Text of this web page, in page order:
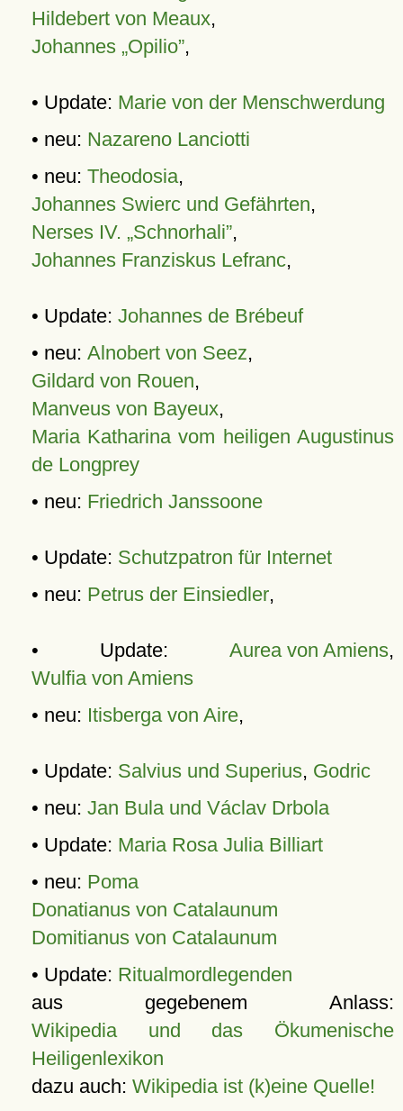
Hildebert von Meaux,
Johannes „Opilio”,
• Update: Marie von der Menschwerdung
• neu: Nazareno Lanciotti
• neu: Theodosia,
Johannes Swierc und Gefährten,
Nerses IV. „Schnorhali”,
Johannes Franziskus Lefranc,
• Update: Johannes de Brébeuf
• neu: Alnobert von Seez,
Gildard von Rouen,
Manveus von Bayeux,
Maria Katharina vom heiligen Augustinus
de Longprey
• neu: Friedrich Janssoone
• Update: Schutzpatron für Internet
• neu: Petrus der Einsiedler,
• Update: Aurea von Amiens,
Wulfia von Amiens
• neu: Itisberga von Aire,
• Update: Salvius und Superius, Godric
• neu: Jan Bula und Václav Drbola
• Update: Maria Rosa Julia Billiart
• neu: Poma
Donatianus von Catalaunum
Domitianus von Catalaunum
• Update: Ritualmordlegenden
aus gegebenem Anlass:
Wikipedia und das Ökumenische
Heiligenlexikon
dazu auch: Wikipedia ist (k)eine Quelle!